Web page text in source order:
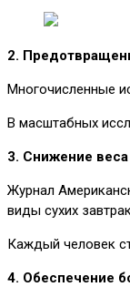
2.
Многочисленные
В масштабных
3. Снижение веса
Журнал
виды сухих
Каждый человек
4. Обеспечение